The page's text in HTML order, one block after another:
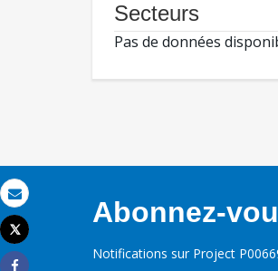
Email
Imprimer
Tweet
Secteurs
Pas de données
Abonnez-
Notifications sur Project